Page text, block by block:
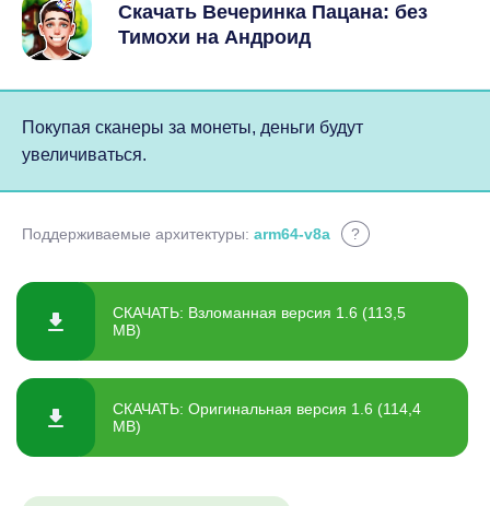
Скачать Вечеринка Пацана: без
Тимохи на Андроид
Покупая сканеры за монеты, деньги будут
увеличиваться.
Поддерживаемые архитектуры: arm64-v8a ?
СКАЧАТЬ: Взломанная версия 1.6 (113,5
MB)
СКАЧАТЬ: Оригинальная версия 1.6 (114,4
MB)